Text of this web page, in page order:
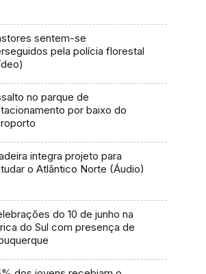
sentem-se
pela polícia florestal
no parque de
por baixo do
integra projeto para
o Atlântico Norte (Áudio)
do 10 de junho na
do Sul com presença de